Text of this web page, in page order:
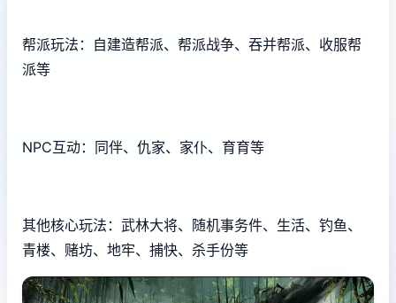
帮派玩法：自建造帮派、帮派战争、吞并帮派、收服帮
派等
NPC互动：同伴、仇家、家仆、育育等
其他核心玩法：武林大将、随机事务件、生活、钓鱼、
青楼、赌坊、地牢、捕快、杀手份等